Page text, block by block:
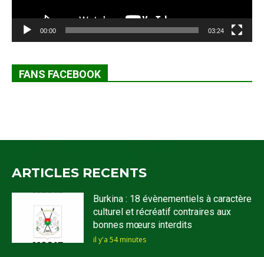
00:00 03:24
FANS FACEBOOK
ARTICLES RECENTS
Burkina : 18 évènementiels à caractère
culturel et récréatif contraires aux
bonnes mœurs interdits
il y'a 54 minutes